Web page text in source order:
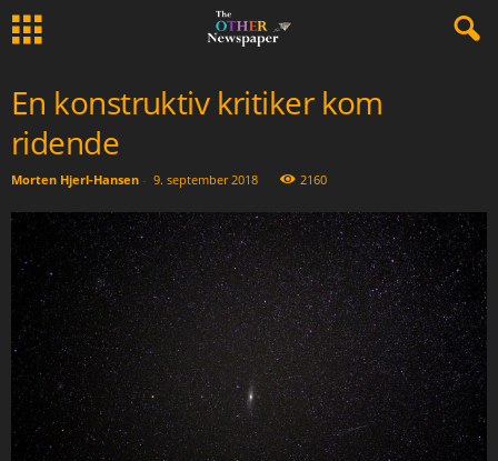
En konstruktiv kritiker kom
ridende
Morten Hjerl-Hansen - 9. september 2018 2160